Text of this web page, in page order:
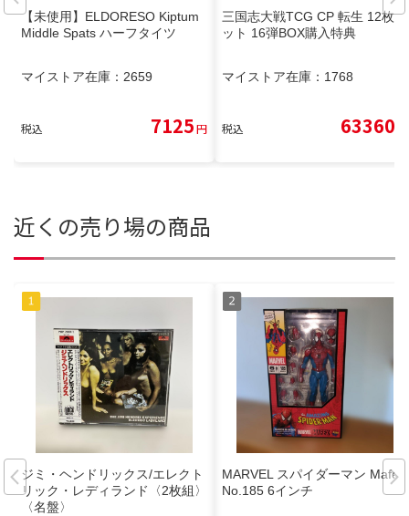
【未使用】ELDORESO Kiptum
Middle Spats ハーフタイツ
マイストア在庫： 2659
税込 7125円
三国志大戦TCG CP 転生 12枚セ
ット 16弾BOX購入特典
マイストア在庫： 1768
税込 63360
近くの売り場の商品
ジミ・ヘンドリックス/エレクト
リック・レディランド〈2枚組〉
〈名盤〉
MARVEL スパイダーマン Mafex
No.185 6インチ